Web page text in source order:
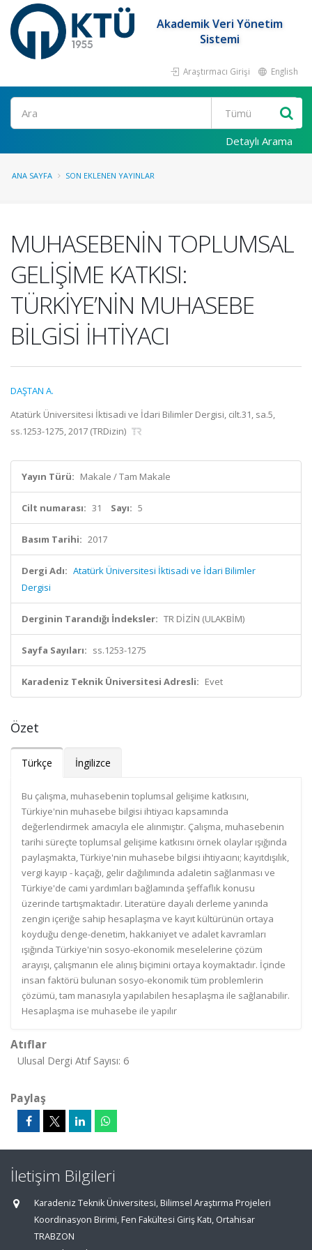
Akademik Veri Yönetim
Sistemi
Araştırmacı Girişi English
Ara
Detaylı Arama
ANA SAYFA SON EKLENEN YAYINLAR
MUHASEBENİN TOPLUMSAL
GELİŞİME KATKISI:
TÜRKİYE’NİN MUHASEBE
BİLGİSİ İHTİYACI
DAŞTAN A.
Atatürk Üniversitesi İktisadi ve İdari Bilimler Dergisi, cilt.31, sa.5,
ss.1253-1275, 2017 (TRDizin)
Yayın Türü: Makale / Tam Makale
Cilt numarası: 31 Sayı: 5
Basım Tarihi: 2017
Dergi Adı: Atatürk Üniversitesi İktisadi ve İdari Bilimler
Dergisi
Derginin Tarandığı İndeksler: TR DİZİN (ULAKBİM)
Sayfa Sayıları: ss.1253-1275
Karadeniz Teknik Üniversitesi Adresli: Evet
Özet
Türkçe İngilizce
Bu çalışma, muhasebenin toplumsal gelişime katkısını,
Türkiye'nin muhasebe bilgisi ihtiyacı kapsamında
değerlendirmek amacıyla ele alınmıştır. Çalışma, muhasebenin
tarihi süreçte toplumsal gelişime katkısını örnek olaylar ışığında
paylaşmakta, Türkiye'nin muhasebe bilgisi ihtiyacını; kayıtdışılık,
vergi kayıp - kaçağı, gelir dağılımında adaletin sağlanması ve
Türkiye'de cami yardımları bağlamında şeffaflık konusu
üzerinde tartışmaktadır. Literatüre dayalı derleme yanında
zengin içeriğe sahip hesaplaşma ve kayıt kültürünün ortaya
koyduğu denge-denetim, hakkaniyet ve adalet kavramları
ışığında Türkiye'nin sosyo-ekonomik meselelerine çözüm
arayışı, çalışmanın ele alınış biçimini ortaya koymaktadır. İçinde
insan faktörü bulunan sosyo-ekonomik tüm problemlerin
çözümü, tam manasıyla yapılabilen hesaplaşma ile sağlanabilir.
Hesaplaşma ise muhasebe ile yapılır
Atıflar
Ulusal Dergi Atıf Sayısı: 6
Paylaş
İletişim Bilgileri
Karadeniz Teknik Üniversitesi, Bilimsel Araştırma Projeleri
Koordinasyon Birimi, Fen Fakültesi Giriş Katı, Ortahisar
TRABZON